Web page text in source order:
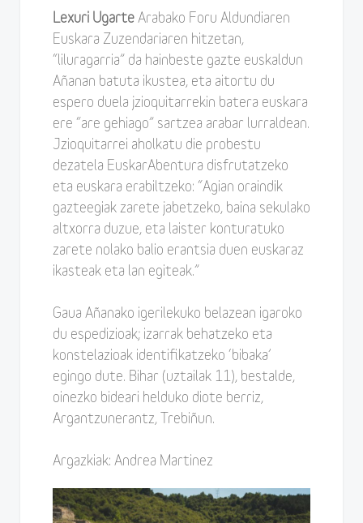
Lexuri Ugarte Arabako Foru Aldundiaren
Euskara Zuzendariaren hitzetan,
“liluragarria” da hainbeste gazte euskaldun
Añanan batuta ikustea, eta aitortu du
espero duela jzioquitarrekin batera euskara
ere “are gehiago” sartzea arabar lurraldean.
Jzioquitarrei aholkatu die probestu
dezatela EuskarAbentura disfrutatzeko
eta euskara erabiltzeko: “Agian oraindik
gazteegiak zarete jabetzeko, baina sekulako
altxorra duzue, eta laister konturatuko
zarete nolako balio erantsia duen euskaraz
ikasteak eta lan egiteak.”
Gaua Añanako igerilekuko belazean igaroko
du espedizioak; izarrak behatzeko eta
konstelazioak identifikatzeko ‘bibaka’
egingo dute. Bihar (uztailak 11), bestalde,
oinezko bideari helduko diote berriz,
Argantzunerantz, Trebiñun.
Argazkiak: Andrea Martinez